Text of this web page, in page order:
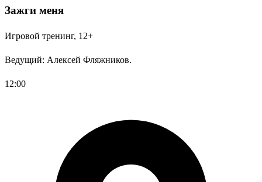
Зажги меня
Игровой тренинг, 12+
Ведущий: Алексей Фляжников.
12:00